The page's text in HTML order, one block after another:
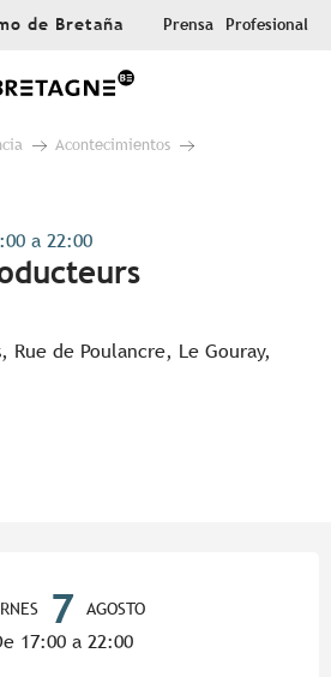
de Bretaña Prensa Profesional
Acontecimientos
a 22:00
Rue de Poulancre, Le Gouray,
favoris
7 AGOSTO
17:00 a 22:00